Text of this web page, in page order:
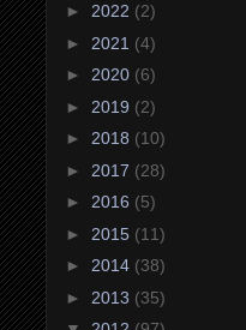
► 2022 (2)
► 2021 (4)
► 2020 (6)
► 2019 (2)
► 2018 (10)
► 2017 (28)
► 2016 (5)
► 2015 (11)
► 2014 (38)
► 2013 (35)